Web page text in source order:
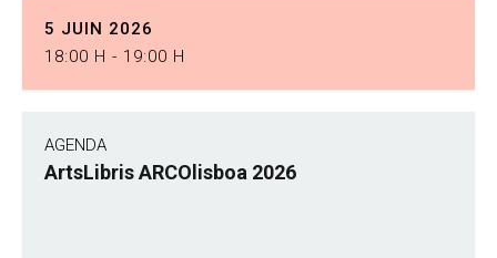
5 JUIN 2026
18:00 H - 19:00 H
AGENDA
ArtsLibris ARCOlisboa 2026